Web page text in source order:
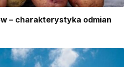
– charakterystyka odmian